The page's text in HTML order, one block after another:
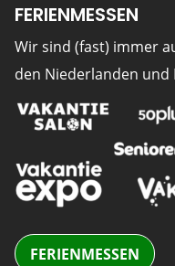
FERIENMESSEN
Wir sind (fast) immer
den Niederlanden und
FERIENMESSEN